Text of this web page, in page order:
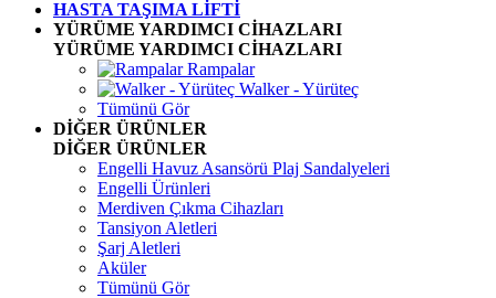
HASTA TAŞIMA LİFTİ
YÜRÜME YARDIMCI CİHAZLARI
YÜRÜME YARDIMCI CİHAZLARI
Rampalar
Walker - Yürüteç
Tümünü Gör
DİĞER ÜRÜNLER
DİĞER ÜRÜNLER
Engelli Havuz Asansörü Plaj Sandalyeleri
Engelli Ürünleri
Merdiven Çıkma Cihazları
Tansiyon Aletleri
Şarj Aletleri
Aküler
Tümünü Gör